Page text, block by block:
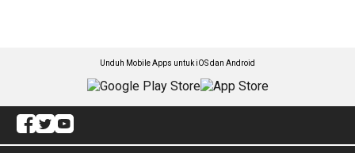
Unduh Mobile Apps untuk iOS dan Android